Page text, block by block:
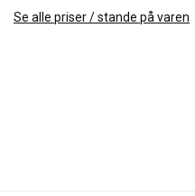
Se alle priser / stande på varen